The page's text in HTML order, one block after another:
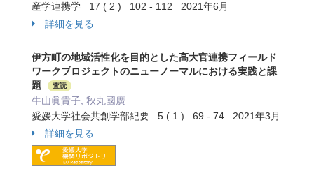
産学連携学 17 ( 2 ) 102 - 112 2021年6月
詳細を見る
伊方町の地域活性化を目的とした高大官連携フィールド
ワークプロジェクトのニューノーマルにおける実践と課
題
査読
牛山眞貴子, 秋丸國廣
愛媛大学社会共創学部紀要 5 ( 1 ) 69 - 74 2021年3月
詳細を見る